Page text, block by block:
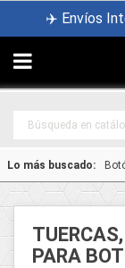
✈️ Envíos

Lo más buscado:
PARA